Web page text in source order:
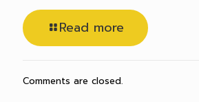
Read more
Comments are closed.